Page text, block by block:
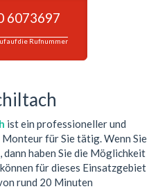
6073697
auf die Rufnummer
ist ein professioneller und
Monteur für Sie tätig. Wenn Sie
haben Sie die Möglichkeit
für dieses Einsatzgebiet
rund 20 Minuten